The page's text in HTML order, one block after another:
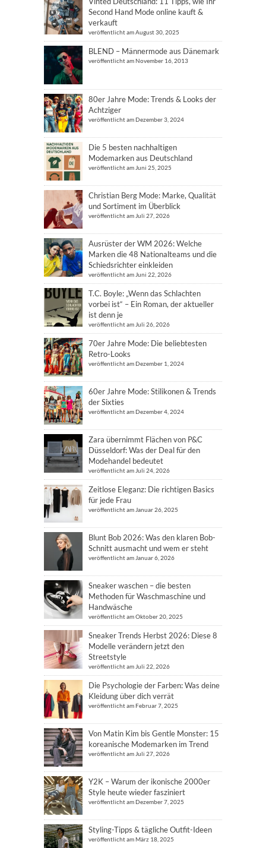
Second Hand Mode online kauft &
verkauft
veröffentlicht am August 30, 2025
BLEND – Männermode aus Dänemark
veröffentlicht am November 16, 2013
80er Jahre Mode: Trends & Looks der
Achtziger
veröffentlicht am Dezember 3, 2024
Die 5 besten nachhaltigen
Modemarken aus Deutschland
veröffentlicht am Juni 25, 2025
Christian Berg Mode: Marke, Qualität
und Sortiment im Überblick
veröffentlicht am Juli 27, 2026
Ausrüster der WM 2026: Welche
Marken die 48 Nationalteams und die
Schiedsrichter einkleiden
veröffentlicht am Juni 22, 2026
T.C. Boyle: „Wenn das Schlachten
vorbei ist“ – Ein Roman, der aktueller
ist denn je
veröffentlicht am Juli 26, 2026
70er Jahre Mode: Die beliebtesten
Retro-Looks
veröffentlicht am Dezember 1, 2024
60er Jahre Mode: Stilikonen & Trends
der Sixties
veröffentlicht am Dezember 4, 2024
Zara übernimmt Flächen von P&C
Düsseldorf: Was der Deal für den
Modehandel bedeutet
veröffentlicht am Juli 24, 2026
Zeitlose Eleganz: Die richtigen Basics
für jede Frau
veröffentlicht am Januar 26, 2025
Blunt Bob 2026: Was den klaren Bob-
Schnitt ausmacht und wem er steht
veröffentlicht am Januar 6, 2026
Sneaker waschen – die besten
Methoden für Waschmaschine und
Handwäsche
veröffentlicht am Oktober 20, 2025
Sneaker Trends Herbst 2026: Diese 8
Modelle verändern jetzt den
Streetstyle
veröffentlicht am Juli 22, 2026
Die Psychologie der Farben: Was deine
Kleidung über dich verrät
veröffentlicht am Februar 7, 2025
Von Matin Kim bis Gentle Monster: 15
koreanische Modemarken im Trend
veröffentlicht am Juli 27, 2026
Y2K – Warum der ikonische 2000er
Style heute wieder fasziniert
veröffentlicht am Dezember 7, 2025
Styling-Tipps & tägliche Outfit-Ideen
veröffentlicht am März 18, 2025